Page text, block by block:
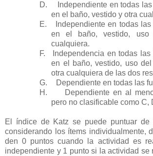
D.
Independiente en todas
en el baño, vestido y otra
E.
Independiente en todas
en el baño, vestido,
cualquiera.
F.
Independencia en todas
en el baño, vestido, uso
otra cualquiera de las dos
G.
Dependiente en todas las
H.
Dependiente en al
pero no clasificable como C,
El índice de Katz se puede puntuar de
considerando los ítems individualmente,
den 0 puntos cuando la actividad es
independiente y 1 punto si la actividad se